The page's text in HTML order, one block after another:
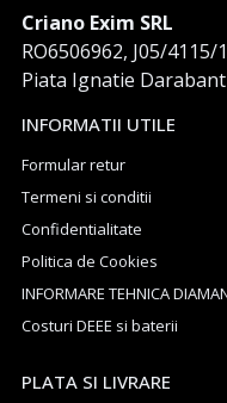
Criano Exim SRL
RO6506962, J05/4115/
Piata Ignatie
INFORMATII UTILE
Formular retur
Termeni si conditii
Confidentialitate
Politica de Cookies
INFORMARE TEHNICA
Costuri DEEE si baterii
PLATA SI LIVRARE